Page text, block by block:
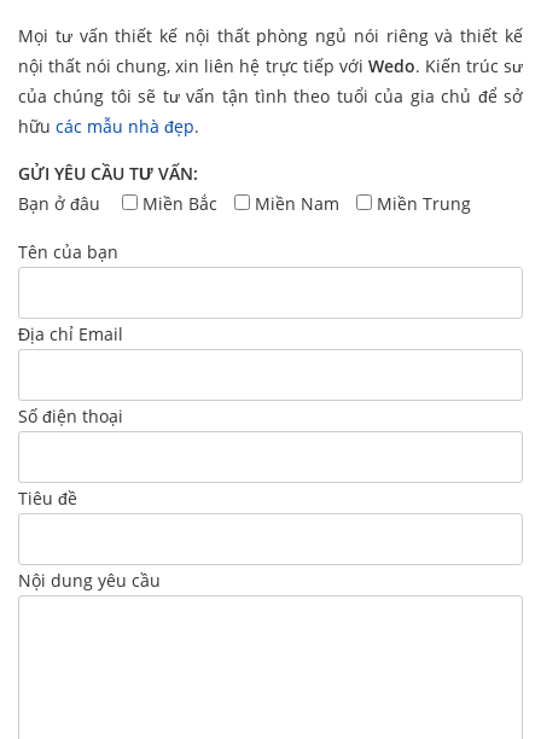
Mọi tư vấn thiết kế nội thất phòng ngủ nói riêng và thiết kế
nội thất nói chung, xin liên hệ trực tiếp với Wedo. Kiến trúc sư
của chúng tôi sẽ tư vấn tận tình theo tuổi của gia chủ để sở
hữu các mẫu nhà đẹp.
GỬI YÊU CẦU TƯ VẤN:
Bạn ở đâu
Miền Bắc Miền Nam Miền Trung
Tên của bạn
Địa chỉ Email
Số điện thoại
Tiêu đề
Nội dung yêu cầu